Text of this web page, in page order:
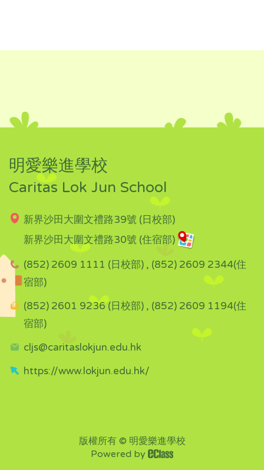
明愛樂進學校
Caritas Lok Jun School
新界沙田大圍文禮路39號 (日校部)
新界沙田大圍文禮路30號 (住宿部)
(852) 2609 1111 (日校部) , (852) 2609 2344(住
宿部)
(852) 2601 9236 (日校部) , (852) 2609 1194(住
宿部)
cljs@caritaslokjun.edu.hk
https://www.lokjun.edu.hk/
版權所有 © 明愛樂進學校
Powered by